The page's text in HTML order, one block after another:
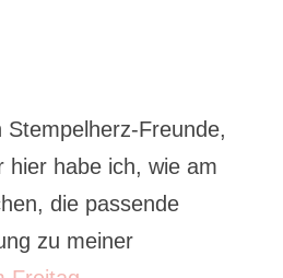
Stempelherz-Freunde,
hier habe ich, wie am
die passende
zu meiner